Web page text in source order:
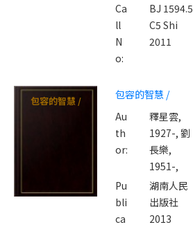
Ca
ll
N
o:
BJ 1594.5
C5 Shi
2011
包容的智慧 /
包容的智慧 /
Au
th
or:
釋星雲,
1927-, 劉
長樂,
1951-,
Pu
bli
ca
湖南人民
出版社
2013